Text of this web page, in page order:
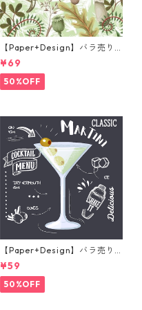
【Paper+Design】バラ売り2
枚 ランチサイズ ペーパーナプ
キン Forest Fungi グリーン
¥69
50%OFF
【Paper+Design】バラ売り2
枚 カクテルサイズ ペーパーナ
プキン Martini ブラック
¥59
50%OFF